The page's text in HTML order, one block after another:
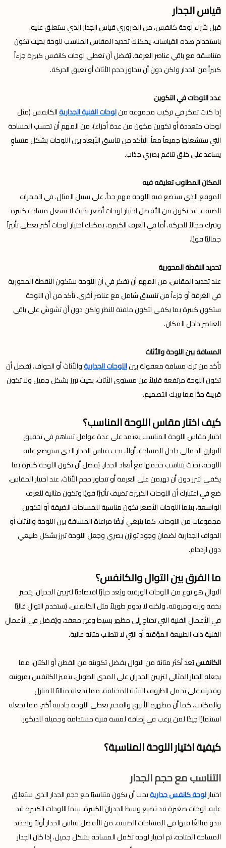
قياس الجدار
قبل شراء لوحة كانفس، من الضروري قياس الجدار الذي ستعلق عليه.
باستخدام هذه القياسات، يمكنك تحديد المقاس المناسب للوحة بحيث تكون
متناسقة مع باقي عناصر الغرفة. يُفضل أن تغطي لوحات كانفس كبيرة جزءاً
كبيراً من الجدار ولكن دون أن تتجاوز حجم الأثاث أو تعيق الحركة.
عدد اللوحات في التكوين
إذا كنت تفكر في تركيب مجموعة منلوحات الفنية الجداريةالكانفس (مثل
لوحات متعددة أو تكوين مكون من عدة أجزاء)، من المهم أن تحسب المساحة
التي ستشغلها جميعاً معاً. التأكد من تناسق الأبعاد بين اللوحات بشكل متساوٍ
يساعد على خلق تناغم بصري جذاب.
المكان المطلوب تعليقه فيه
الموقع الذي ستضع فيه اللوحة مهم جداً. على سبيل المثال، في الممرات
الضيقة، قد يكون من الأفضل اختيار لوحات أصغر بحيث لا تشغل مساحة كبيرة
وتترك مجالاً للحركة. أما في الغرف الكبيرة، يمكنك اختيار لوحات أكبر تعطي تأثيراً
جماليًا قويًا.
تحديد النقطة المحورية
عند تحديد المقاس، من المهم أن تفكر في أن اللوحة ستكون النقطة المحورية
في الغرفة أو جزءاً من تنسيق شامل مع عناصر أخرى. تأكد من أن اللوحة
ستكون كبيرة بما يكفي لتكون ملفتة للنظر ولكن دون أن تشوش على باقي
العناصر داخل المكان.
المسافة بين اللوحة والأثاث
تأكد من ترك مسافة معقولة بيناللوحات الجداريةوالأثاث أو الحواف. يُفضل أن
تكون اللوحة مرتفعة قليلاً عن مستوى الأثاث، بحيث تبرز بشكل جميل ولا تكون
قريبة جدًا مما يربك التصميم.
كيف اختار مقاس اللوحة المناسب؟
اختيار مقاس اللوحة المناسب يعتمد على عدة عوامل تساهم في تحقيق
التوازن الجمالي داخل المساحة. أولاً، يجب قياس الجدار الذي ستوضع عليه
اللوحة، بحيث يتناسب حجمها مع أبعاد الجدار. يُفضل أن تكون اللوحة كبيرة بما
يكفي لتبرز دون أن تهيمن على الغرفة أو تتجاوز حجم الأثاث. عند اختيار المقاس،
ضع في اعتبارك أن اللوحات الكبيرة تضيف تأثيرًا قويًا وتكون مثالية للغرف
الواسعة، بينما اللوحات الأصغر تكون مناسبة للمساحات الضيقة أو لتكوين
مجموعات من اللوحات. كما ينبغي أيضًا مراعاة المسافة بين اللوحة والأثاث أو
الحواف الجدارية لضمان وجود توازن بصري وجعل اللوحة تبرز بشكل طبيعي
دون ازدحام.
ما الفرق بين التوال والكانفس؟
التوال هو نوع من اللوحات الورقية ويُعد خيارًا اقتصاديًا لتزيين الجدران. يتميز
بخفة وزنه ومرونته، ولكنه لا يدوم طويلاً مثل الكانفس. يُستخدم التوال غالبًا
في الأعمال الفنية التي تحتاج إلى مظهر بسيط وغير معقد، ويُفضل في الأعمال
الفنية ذات الطبيعة المؤقتة أو التي لا تتطلب متانة عالية.
الكانفسيُعد أكثر متانة من التوال بفضل تكوينه من القطن أو الكتان، مما
يجعله الخيار المثالي لتزيين الجدران على المدى الطويل. يتميز الكانفس بمرونته
وقدرته على تحمل الظروف البيئية المختلفة، مما يجعله مثاليًا للمنازل
والمكاتب. كما أن مظهره الأنيق والفخم يعطي اللوحة جاذبية أكبر، مما يجعله
استثمارًا جيدًا لمن يرغب في إضافة لمسة فنية مستدامة وجميلة للديكور.
كيفية اختيار اللوحة المناسبة؟
التناسب مع حجم الجدار
اختيارلوحة كانفس جداريةيجب أن يكون متناسبًا مع حجم الجدار الذي ستعلق
عليه. لوحات صغيرة قد تضيع وسط الجدران الكبيرة، بينما اللوحات الكبيرة قد
تبدو مبالغًا فيها في المساحات الضيقة. من الأفضل قياس الجدار أولاً وتحديد
المساحة المتاحة، ثم اختيار لوحة تكمل المساحة بشكل جميل. إذا كان الجدار